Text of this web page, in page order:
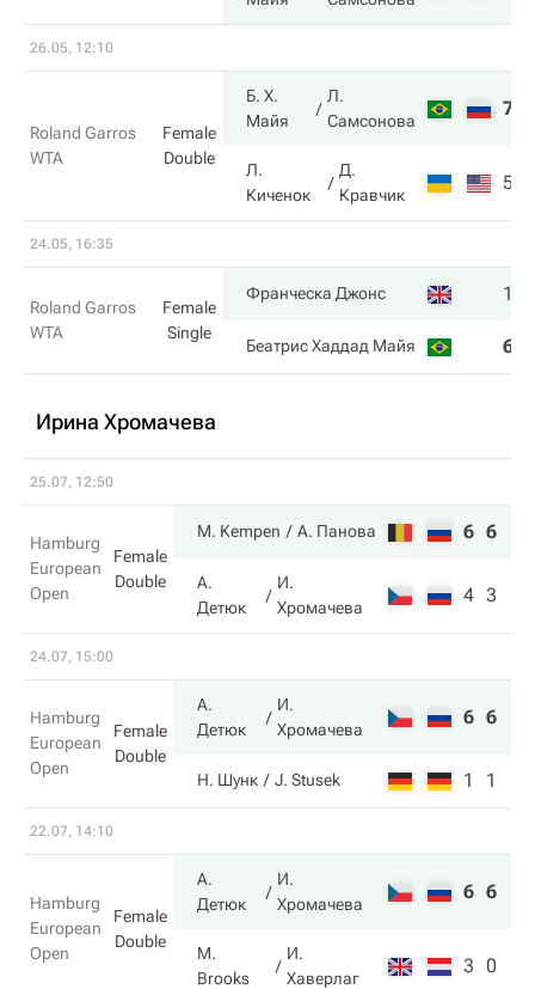
26.05, 12:10
Roland Garros
WTA
Female
Double
Б. Х.
Майя
Л.
Самсонова
7
Л.
Киченок
Д.
Кравчик
5
24.05, 16:35
Roland Garros
WTA
Female
Single
Франческа Джонс 1
Беатрис Хаддад Майя 6
Ирина Хромачева
25.07, 12:50
Hamburg
European
Open
Female
Double
M. Kempen А. Панова 6 6
А.
Детюк
И.
Хромачева
4 3
24.07, 15:00
Hamburg
European
Open
Female
Double
А.
Детюк
И.
Хромачева
6 6
Н. Шунк J. Stusek 1 1
22.07, 14:10
Hamburg
European
Open
Female
Double
А.
Детюк
И.
Хромачева
6 6
M.
Brooks
И.
Хаверлаг
3 0